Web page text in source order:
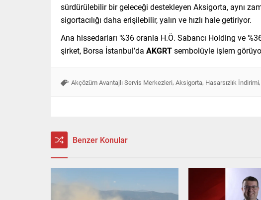
sürdürülebilir bir geleceği destekleyen Aksigorta, aynı
sigortacılığı daha erişilebilir, yalın ve hızlı hale getiriyor.
Ana hissedarları %36 oranla H.Ö. Sabancı Holding ve
şirket, Borsa İstanbul’da AKGRTsembolüyle işlem
Akçözüm Avantajlı Servis Merkezleri, Aksigorta, Hasarsızlık İndirimi,
Benzer Konular